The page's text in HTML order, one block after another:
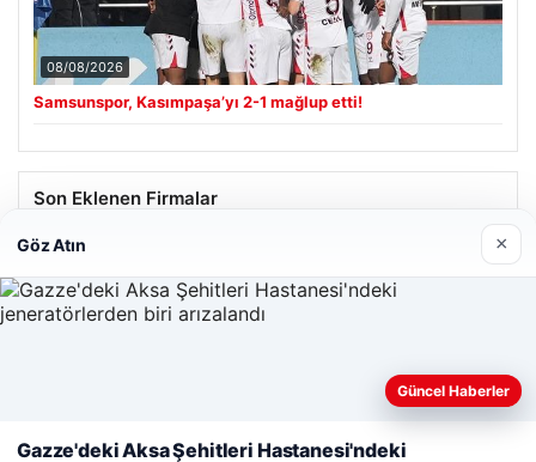
08/08/2026
Samsunspor, Kasımpaşa’yı 2-1 mağlup etti!
Son Eklenen Firmalar
Web sitemizi nasıl kullandığınızı daha iyi anlayabilmek,
kullanıyoruz.Çerez Politikamız
Göz Atın ×
Güncel Haberler
Gazze'deki Aksa Şehitleri Hastanesi'ndeki